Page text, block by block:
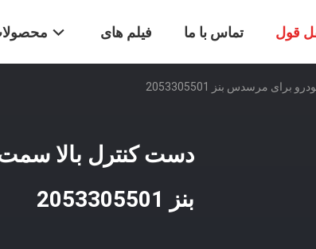
فیلم های تماس با ما قول
مرسدس بنز 2053305501
دست کنترل بالا
بنز 2053305501